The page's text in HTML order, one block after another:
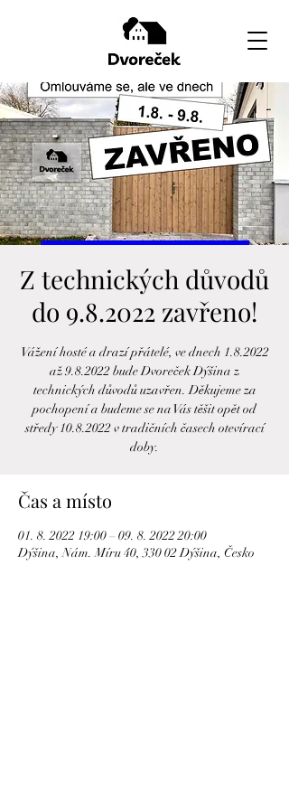
Z technických důvodů
do 9.8.2022 zavřeno!
Vážení hosté a drazí přátelé, ve dnech 1.8.2022
až 9.8.2022 bude Dvoreček Dýšina z
technických důvodů uzavřen. Děkujeme za
pochopení a budeme se na Vás těšit opět od
středy 10.8.2022 v tradičních časech otevírací
Čas a místo
01. 8. 2022 19:00 – 09. 8. 2022 20:00
Dýšina, Nám. Míru 40, 330 02 Dýšina, Česko